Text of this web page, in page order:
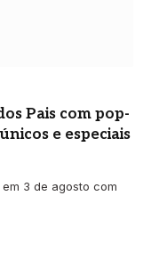
Pais com pop-
e especiais
3 de agosto com